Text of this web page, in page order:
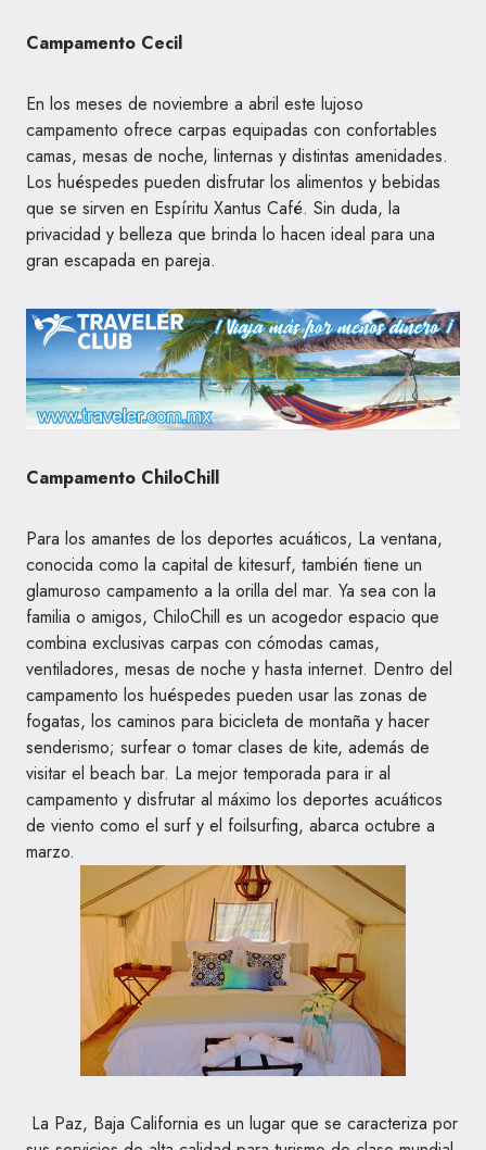
Campamento Cecil
En los meses de noviembre a abril este lujoso
campamento ofrece carpas equipadas con confortables
camas, mesas de noche, linternas y distintas amenidades.
Los huéspedes pueden disfrutar los alimentos y bebidas
que se sirven en Espíritu Xantus Café. Sin duda, la
privacidad y belleza que brinda lo hacen ideal para una
gran escapada en pareja.
Campamento ChiloChill
Para los amantes de los deportes acuáticos, La ventana,
conocida como la capital de kitesurf, también tiene un
glamuroso campamento a la orilla del mar. Ya sea con la
familia o amigos, ChiloChill es un acogedor espacio que
combina exclusivas carpas con cómodas camas,
ventiladores, mesas de noche y hasta internet. Dentro del
campamento los huéspedes pueden usar las zonas de
fogatas, los caminos para bicicleta de montaña y hacer
senderismo; surfear o tomar clases de kite, además de
visitar el beach bar. La mejor temporada para ir al
campamento y disfrutar al máximo los deportes acuáticos
de viento como el surf y el foilsurfing, abarca octubre a
marzo.
La Paz, Baja California es un lugar que se caracteriza por